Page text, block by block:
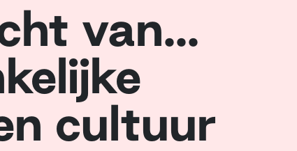
van...
cultuur